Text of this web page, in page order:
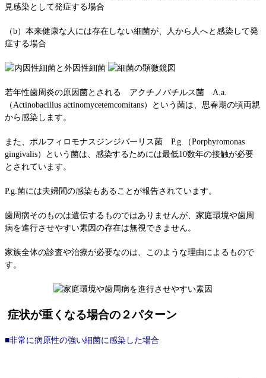
見感染として発症する場合
（b）本来健康な人には存在しない細菌が、人から人へと感染して発
症する場合
若年性歯周炎の原因菌とされる アクチノバチルス菌 A.a.
（Actinobacillus actinomycetemcomitans）という菌は、思春期の頃両親
から感染します。
また、ポルフィロモナスジンジバーリス菌 P.g.（Porphyromonas
gingivalis）という菌は、感染するためには最低10数年の接触が必要
とされています。
P.g.菌には夫婦間の感染もあることが報告されています。
歯周病そのものは遺伝するものではありませんが、家庭環境や歯周
病を進行させやすい素因の存在は無視できません。
家族全体の診査や治療が必要なのは、このような理由によるもので
す。
症状が重くなる場合の２パターン
■非常に病原性の強い細菌に感染した場合